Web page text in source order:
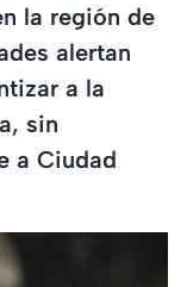
la región de
alertan
a la
sin
a Ciudad